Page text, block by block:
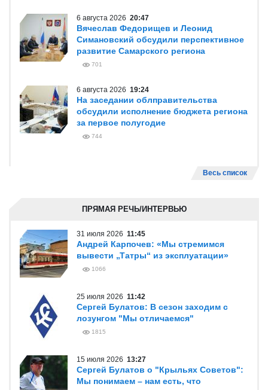
6 августа 2026 20:47
Вячеслав Федорищев и Леонид
Симановский обсудили перспективное
развитие Самарского региона
701
6 августа 2026 19:24
На заседании облправительства
обсудили исполнение бюджета региона
за первое полугодие
744
Весь список
ПРЯМАЯ РЕЧЬ/ИНТЕРВЬЮ
31 июля 2026 11:45
Андрей Карпочев: «Мы стремимся
вывести „Татры“ из эксплуатации»
1066
25 июля 2026 11:42
Сергей Булатов: В сезон заходим с
лозунгом "Мы отличаемся"
1815
15 июля 2026 13:27
Сергей Булатов о "Крыльях Советов":
Мы понимаем – нам есть, что